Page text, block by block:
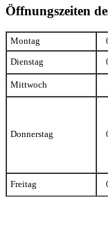
Öffnungszeiten
Montag
Dienstag
Mittwoch
Donnerstag
Freitag